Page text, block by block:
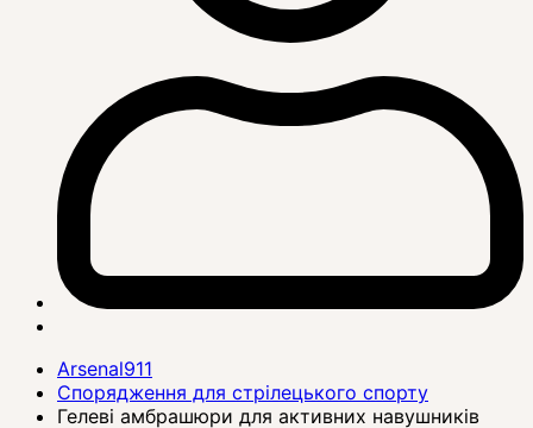
Arsenal911
Спорядження для стрілецького спорту
Гелеві амбрашюри для активних навушників